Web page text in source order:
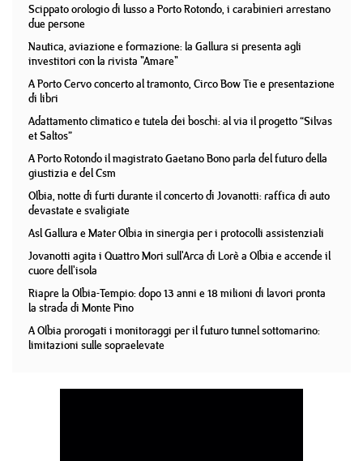
Scippato orologio di lusso a Porto Rotondo, i carabinieri arrestano
due persone
Nautica, aviazione e formazione: la Gallura si presenta agli
investitori con la rivista "Amare"
A Porto Cervo concerto al tramonto, Circo Bow Tie e presentazione
di libri
Adattamento climatico e tutela dei boschi: al via il progetto “Silvas
et Saltos”
A Porto Rotondo il magistrato Gaetano Bono parla del futuro della
giustizia e del Csm
Olbia, notte di furti durante il concerto di Jovanotti: raffica di auto
devastate e svaligiate
Asl Gallura e Mater Olbia in sinergia per i protocolli assistenziali
Jovanotti agita i Quattro Mori sull'Arca di Lorè a Olbia e accende il
cuore dell'isola
Riapre la Olbia-Tempio: dopo 13 anni e 18 milioni di lavori pronta
la strada di Monte Pino
A Olbia prorogati i monitoraggi per il futuro tunnel sottomarino:
limitazioni sulle sopraelevate